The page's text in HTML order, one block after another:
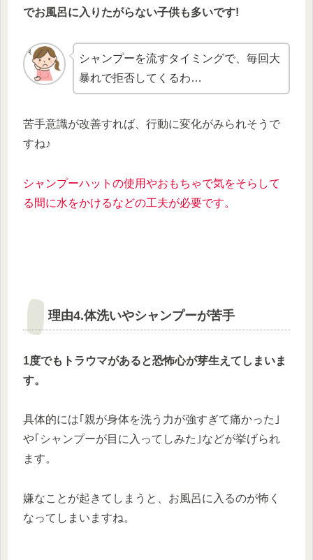
でお風呂に入りたがらない子供も多いです!
シャンプーを流すタイミングで、毎回大
暴れで拒否してくるわ…
苦手意識が改善すれば、行動に変化がみられそうで
すね♪
シャンプーハットの使用やおもちゃで気をそらして
る間に水をかけるなどの工夫が必要です。
理由4.体洗いやシャンプーが苦手
1度でもトラウマがあると恐怖心が芽生えてしまいま
す。
具体的には｢親が身体を洗う力が強すぎて痛かった｣
や｢シャンプーが目に入ってしみた｣などが挙げられ
ます。
嫌なことが起きてしまうと、お風呂に入るのが怖く
なってしまいますね。